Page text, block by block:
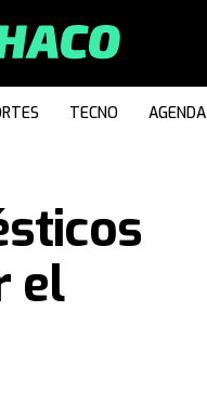
TECNO AGENDA
el